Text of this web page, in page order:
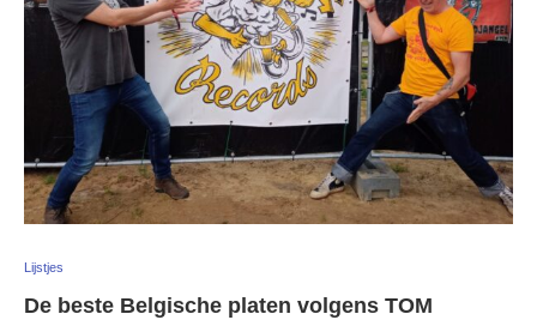
Lijstjes
De beste Belgische platen volgens TOM